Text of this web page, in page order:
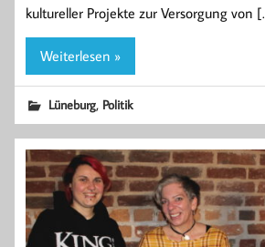
kultureller Projekte zur Versorgung von
Weiterlesen »
Lüneburg, Politik